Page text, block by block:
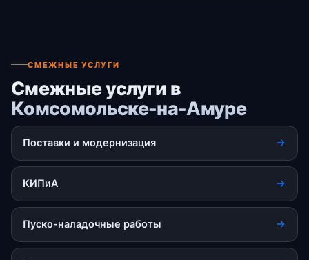
СМЕЖНЫЕ УСЛУГИ
Смежные услуги в
Комсомольске-на-Амуре
Поставки и модернизация
КИПиА
Пуско-наладочные работы